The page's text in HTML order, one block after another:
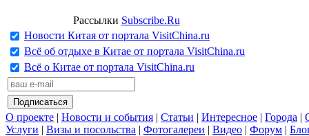
Рассылки Subscribe.Ru
Новости Китая от портала VisitChina.ru
Всё об отдыхе в Китае от портала VisitChina.ru
Всё о Китае от портала VisitChina.ru
О проекте | Новости и события | Статьи | Интересное | Города |
Услуги | Визы и посольства | Фотогалереи | Видео | Форум |